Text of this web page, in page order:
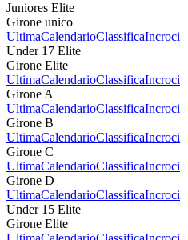
Juniores Elite
Girone unico
UltimaCalendarioClassificaIncroci
Under 17 Elite
Girone Elite
UltimaCalendarioClassificaIncroci
Girone A
UltimaCalendarioClassificaIncroci
Girone B
UltimaCalendarioClassificaIncroci
Girone C
UltimaCalendarioClassificaIncroci
Girone D
UltimaCalendarioClassificaIncroci
Under 15 Elite
Girone Elite